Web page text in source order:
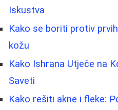
Iskustva
Kako se boriti protiv
kožu
Kako Ishrana Utječe na
Saveti
Kako rešiti akne i fleke: